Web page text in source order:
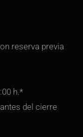
reserva previa
h.*
del cierre